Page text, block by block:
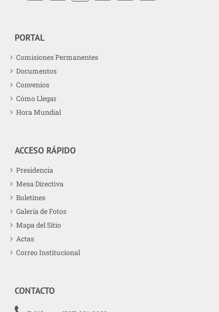
PORTAL
Comisiones Permanentes
Documentos
Convenios
Cómo Llegar
Hora Mundial
ACCESO RÁPIDO
Presidencia
Mesa Directiva
Boletines
Galería de Fotos
Mapa del Sitio
Actas
Correo Institucional
CONTACTO